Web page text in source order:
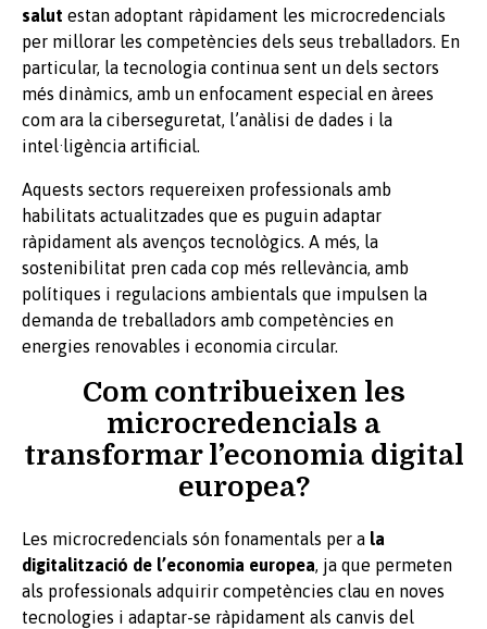
salut estan adoptant ràpidament les microcredencials
per millorar les competències dels seus treballadors. En
particular, la tecnologia continua sent un dels sectors
més dinàmics, amb un enfocament especial en àrees
com ara la ciberseguretat, l’anàlisi de dades i la
intel·ligència artificial.
Aquests sectors requereixen professionals amb
habilitats actualitzades que es puguin adaptar
ràpidament als avenços tecnològics. A més, la
sostenibilitat pren cada cop més rellevància, amb
polítiques i regulacions ambientals que impulsen la
demanda de treballadors amb competències en
energies renovables i economia circular.
Com contribueixen les
microcredencials a
transformar l’economia digital
europea?
Les microcredencials són fonamentals per a la
digitalització de l’economia europea, ja que permeten
als professionals adquirir competències clau en noves
tecnologies i adaptar-se ràpidament als canvis del